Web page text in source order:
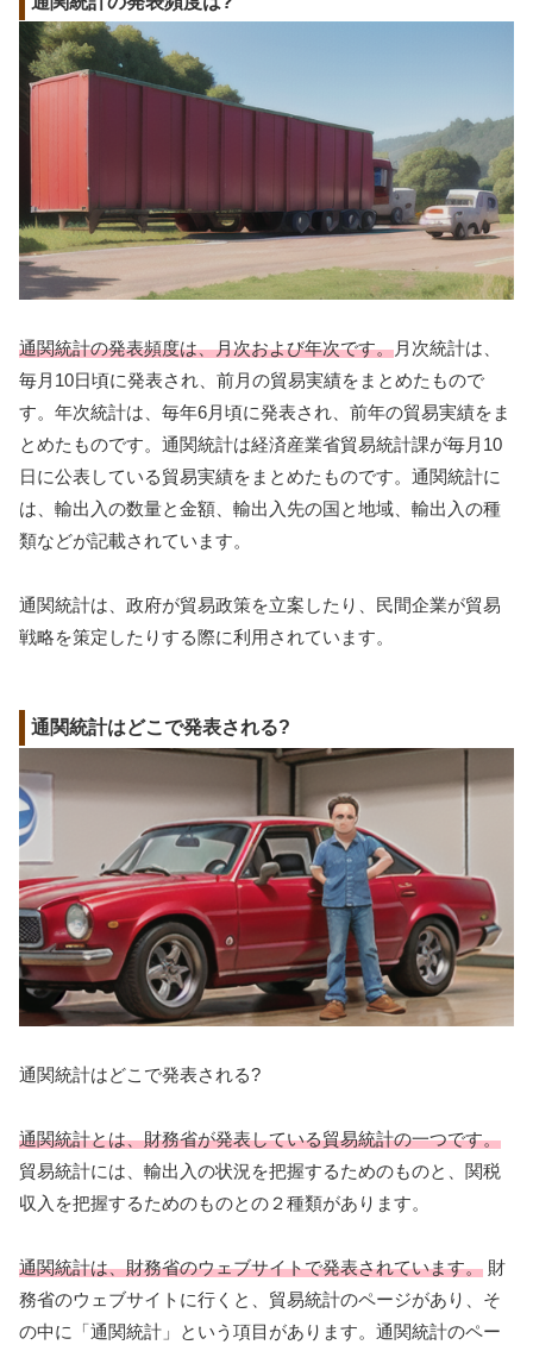
通関統計の発表頻度は、月次および年次です。月次統計は、
毎月10日頃に発表され、前月の貿易実績をまとめたもので
す。年次統計は、毎年6月頃に発表され、前年の貿易実績をま
とめたものです。通関統計は経済産業省貿易統計課が毎月10
日に公表している貿易実績をまとめたものです。通関統計に
は、輸出入の数量と金額、輸出入先の国と地域、輸出入の種
類などが記載されています。
通関統計は、政府が貿易政策を立案したり、民間企業が貿易
戦略を策定したりする際に利用されています。
通関統計はどこで発表される?
通関統計はどこで発表される?
通関統計とは、財務省が発表している貿易統計の一つです。
貿易統計には、輸出入の状況を把握するためのものと、関税
収入を把握するためのものとの２種類があります。
通関統計は、財務省のウェブサイトで発表されています。 財
務省のウェブサイトに行くと、貿易統計のページがあり、そ
の中に「通関統計」という項目があります。通関統計のペー